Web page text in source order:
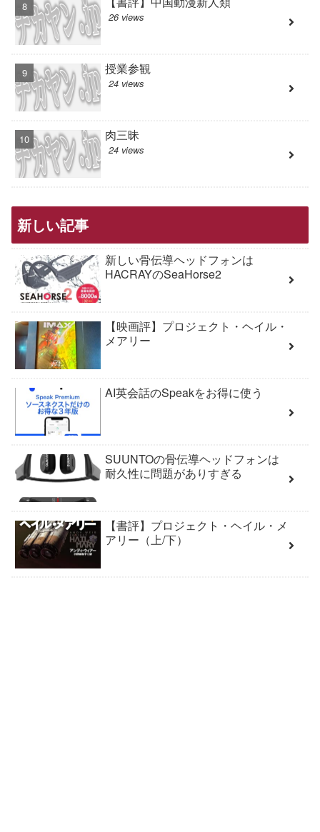
26 views
授業参観
24 views
肉三昧
24 views
新しい記事
新しい骨伝導ヘッドフォンは
HACRAYのSeaHorse2
【映画評】プロジェクト・ヘイル・
メアリー
AI英会話のSpeakをお得に使う
SUUNTOの骨伝導ヘッドフォンは
耐久性に問題がありすぎる
【書評】プロジェクト・ヘイル・メ
アリー（上/下）